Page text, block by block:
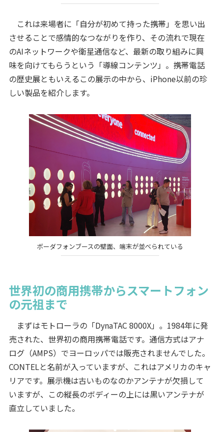
これは来場者に「自分が初めて持った携帯」を思い出
させることで感情的なつながりを作り、その流れで現在
のAIネットワークや衛星通信など、最新の取り組みに興
味を向けてもらうという「導線コンテンツ」。携帯電話
の歴史展ともいえるこの展示の中から、iPhone以前の珍
しい製品を紹介します。
ボーダフォンブースの壁面、端末が並べられている
世界初の商用携帯からスマートフォン
の元祖まで
まずはモトローラの「DynaTAC 8000X」。1984年に発
売された、世界初の商用携帯電話です。通信方式はアナ
ログ（AMPS）でヨーロッパでは販売されませんでした。
CONTELと名前が入っていますが、これはアメリカのキャ
リアです。展示機は古いものなのかアンテナが欠損して
いますが、この縦長のボディーの上には黒いアンテナが
直立していました。